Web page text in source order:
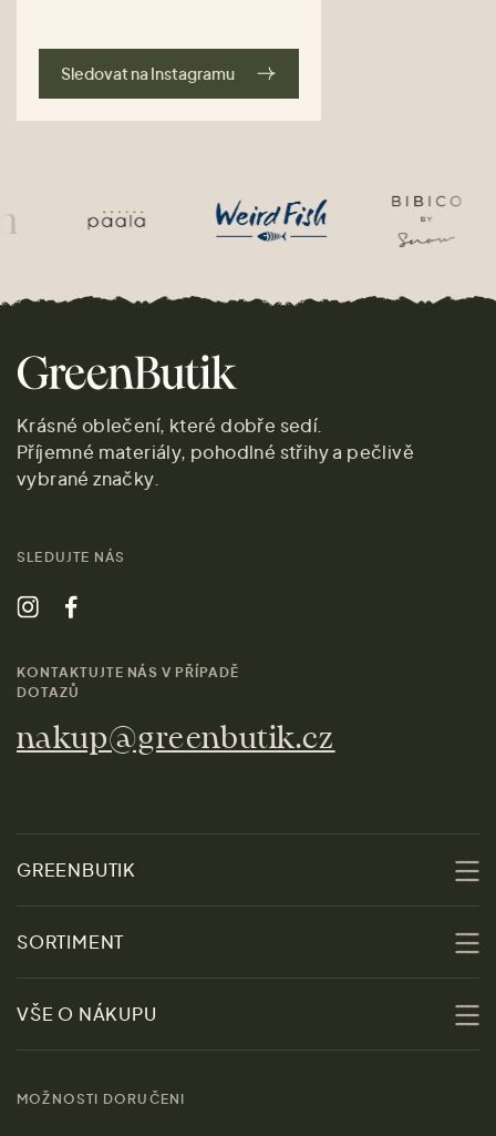
Sledovat na Instagramu
Krásné oblečení, které dobře sedí.
Příjemné materiály, pohodlné střihy a pečlivě
vybrané značky.
SLEDUJTE NÁS
KONTAKTUJTE NÁS V PŘÍPADĚ
DOTAZŮ
nakup@greenbutik.cz
GREENBUTIK
Udržitelnost
Obchody
SORTIMENT
Slevy
Ženy
Muži
VŠE O NÁKUPU
MOŽNOSTI DORUČENI